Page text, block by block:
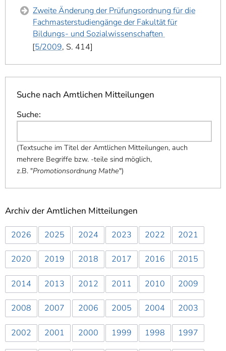
Zweite Änderung der Prüfungsordnung für die
Fachmasterstudiengänge der Fakultät für
Bildungs- und Sozialwissenschaften
5/2009, S. 414
Suche nach Amtlichen Mitteilungen
Suche:
(Textsuche im Titel der Amtlichen Mitteilungen, auch
mehrere Begriffe bzw. -teile sind möglich,
z.B. "Promotionsordnung Mathe")
Archiv der Amtlichen Mitteilungen
2026 2025 2024 2023 2022 2021
2020 2019 2018 2017 2016 2015
2014 2013 2012 2011 2010 2009
2008 2007 2006 2005 2004 2003
2002 2001 2000 1999 1998 1997